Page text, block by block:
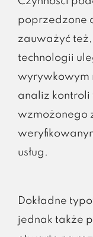
poprzedzone
zauważyć
technologii
wyrywkowym
analiz kontroli
wzmożonego
usług.
Dokładne
jednak także